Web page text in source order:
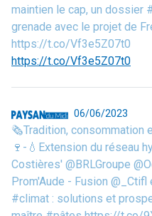
maintien le cap, un dossier
grenade avec le projet de
https://t.co/Vf3e5Z07t0
https://t.co/Vf3e5Z07t0
06/06/2023
🗞️Tradition, consommation
🍷-💧Extension du réseau
Costières' @BRLGroupe
Prom'Aude - Fusion
#climat : solutions et